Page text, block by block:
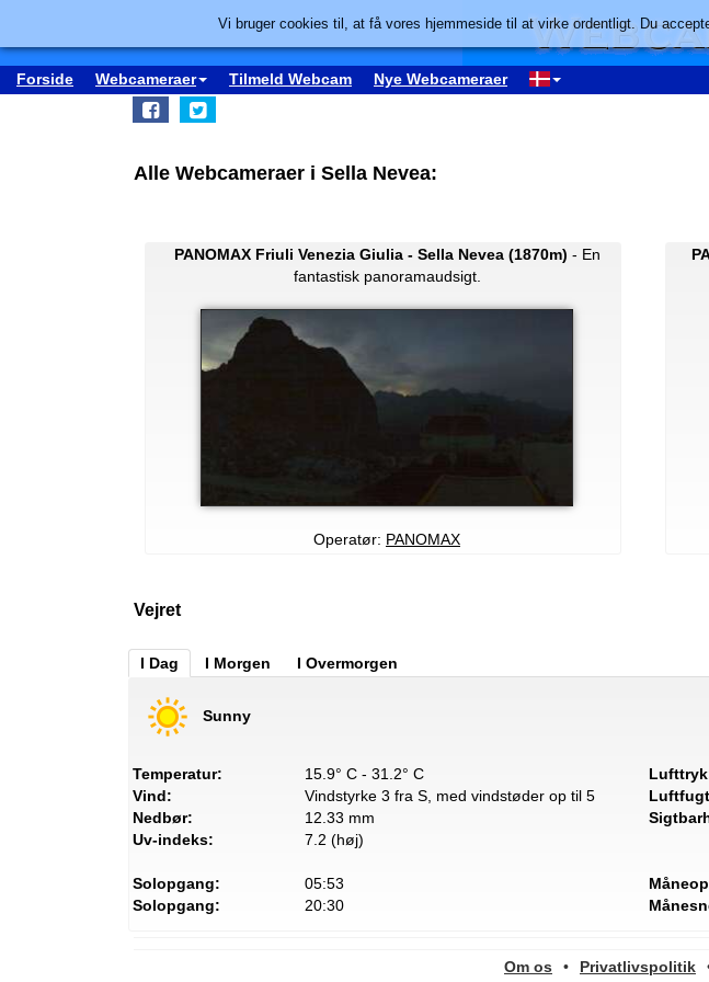
Forside Webcameraer Tilmeld Webcam Nye Webcameraer
Alle Webcameraer i Sella Nevea:
PANOMAX Friuli Venezia Giulia - Sella Nevea (1870m) - En
fantastisk panoramaudsigt.
Operatør: PANOMAX
Vejret
I Dag I Morgen I Overmorgen
Sunny
Temperatur:
15.9° C - 31.2° C
Vind:
Vindstyrke 3 fra S, med vindstøder op til 5
Nedbør:
12.33 mm
Uv-indeks:
7.2 (høj)
Solopgang:
05:53
Solopgang:
20:30
Om os • Privatlivspolitik
Vi bruger cookies til, at få vores hjemmeside til at virke ordentligt. Du